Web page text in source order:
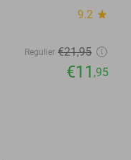
9.2 star
Regulier €21,95
€11 ,95